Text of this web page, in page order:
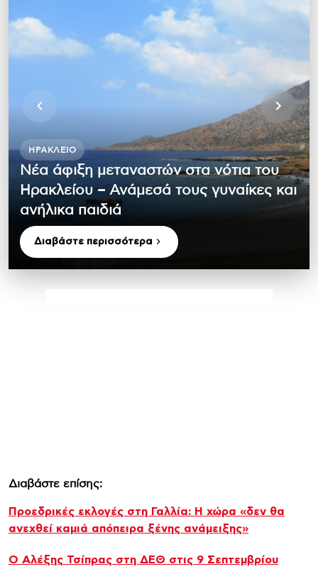
ΗΡΆΚΛΕΙΟ
Νέα άφιξη μεταναστών στα νότια του
Ηρακλείου – Ανάμεσά τους γυναίκες και
ανήλικα παιδιά
Διαβάστε περισσότερα
Διαβάστε επίσης:
Προεδρικές εκλογές στη Γαλλία: Η χώρα «δεν θα
ανεχθεί καμιά απόπειρα ξένης ανάμειξης»
Ο Αλέξης Τσίπρας στη ΔΕΘ στις 9 Σεπτεμβρίου